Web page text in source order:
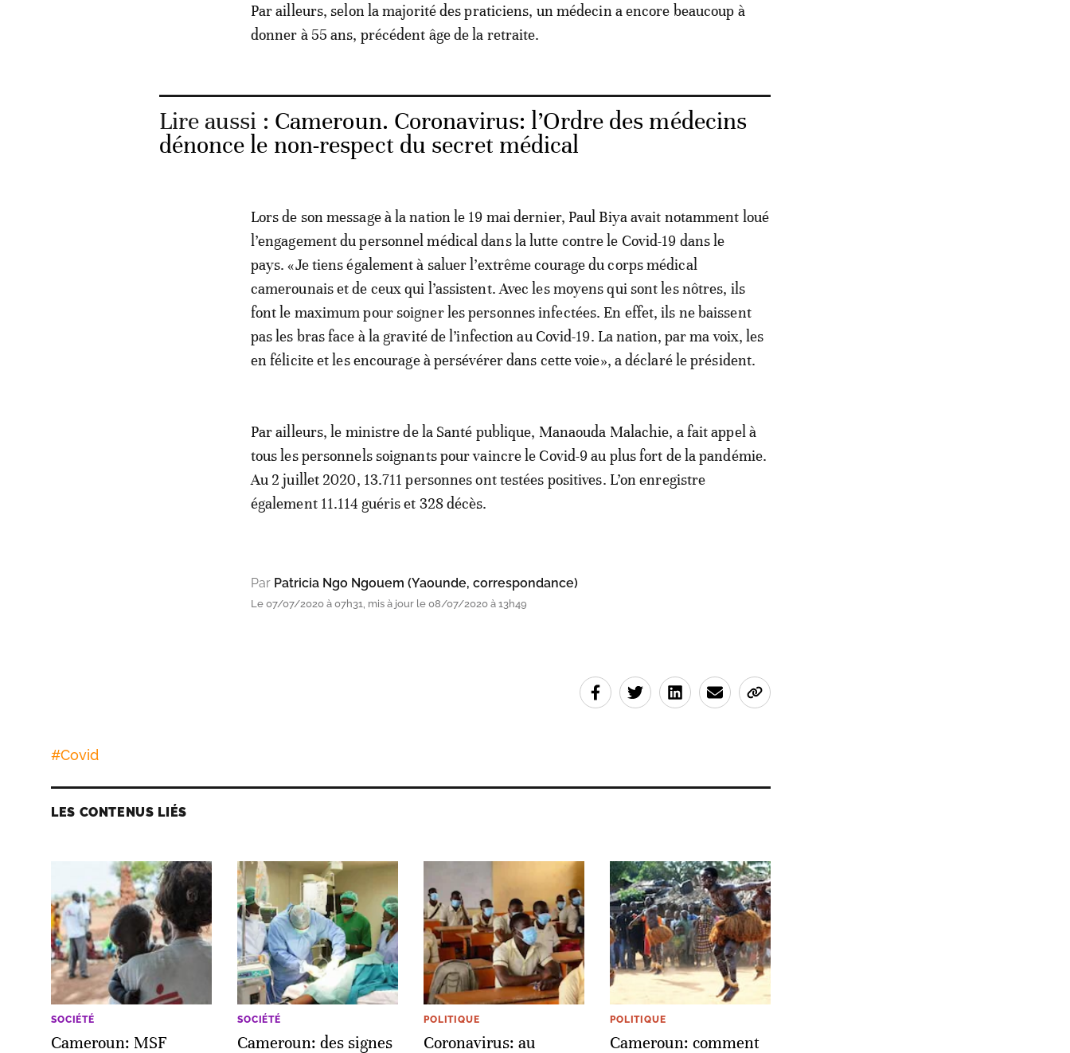
Par ailleurs, selon la majorité des praticiens, un médecin a encore beaucoup à
donner à 55 ans, précédent âge de la retraite.
Lire aussi : Cameroun. Coronavirus: l’Ordre des médecins
dénonce le non-respect du secret médical
Lors de son message à la nation le 19 mai dernier, Paul Biya avait notamment loué
l’engagement du personnel médical dans la lutte contre le Covid-19 dans le
pays. «Je tiens également à saluer l’extrême courage du corps médical
camerounais et de ceux qui l’assistent. Avec les moyens qui sont les nôtres, ils
font le maximum pour soigner les personnes infectées. En effet, ils ne baissent
pas les bras face à la gravité de l’infection au Covid-19. La nation, par ma voix, les
en félicite et les encourage à persévérer dans cette voie», a déclaré le président.
Par ailleurs, le ministre de la Santé publique, Manaouda Malachie, a fait appel à
tous les personnels soignants pour vaincre le Covid-9 au plus fort de la pandémie.
Au 2 juillet 2020, 13.711 personnes ont testées positives. L’on enregistre
également 11.114 guéris et 328 décès.
Par Patricia Ngo Ngouem (Yaounde, correspondance)
Le 07/07/2020 à 07h31, mis à jour le 08/07/2020 à 13h49
#Covid
LES CONTENUS LIÉS
SOCIÉTÉ
Cameroun: MSF
SOCIÉTÉ
Cameroun: des signes
POLITIQUE
Coronavirus: au
POLITIQUE
Cameroun: comment